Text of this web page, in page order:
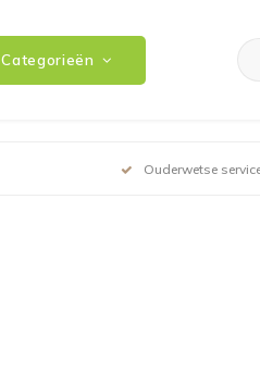
Categorieën
Ouderwetse